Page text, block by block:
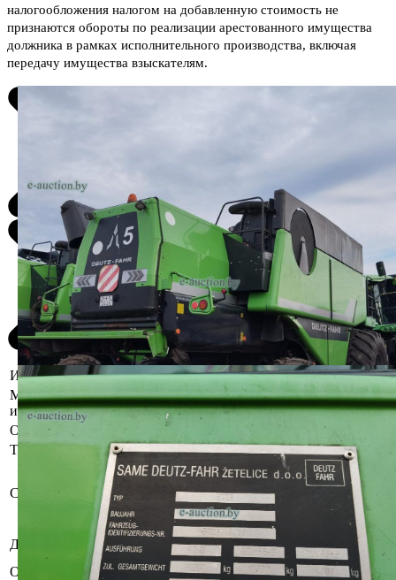
налогообложения налогом на добавленную стоимость не
признаются обороты по реализации арестованного имущества
должника в рамках исполнительного производства, включая
передачу имущества взыскателям.
Информация о предмете торгов
Местоположение
имущества
Минская область, Любанский р-н, д.
Паличин
Описание
Зав.№ 6228015565
Тип кузова
Спецтехника
Состояние
Бывшее в употреблении, при
инструментальном контроле, диагностике,
разборке возможно выявление скрытых
дефектов
Должник
Общество с ограниченной ответственностью
"Коммерц-лизинг"
Обременения
Залог. Арест судебного исполнителя.